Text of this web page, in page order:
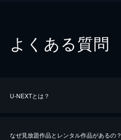
よくある質問
U-NEXTとは？
なぜ見放題作品とレンタル作品があるの？